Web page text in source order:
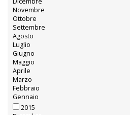
2017
Dicembre
Novembre
Ottobre
Settembre
Agosto
Luglio
Giugno
Maggio
Aprile
Marzo
Febbraio
Gennaio